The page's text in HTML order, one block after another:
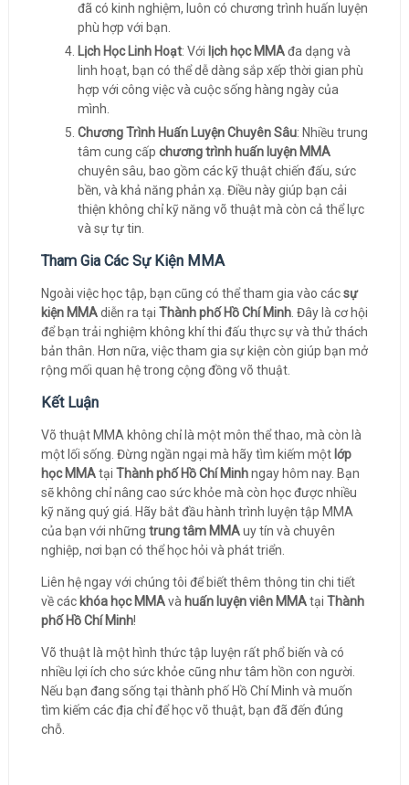
đã có kinh nghiệm, luôn có chương trình huấn luyện
phù hợp với bạn.
Lịch Học Linh Hoạt: Với lịch học MMAđa dạng và
linh hoạt, bạn có thể dễ dàng sắp xếp thời gian phù
hợp với công việc và cuộc sống hàng ngày của
mình.
Chương Trình Huấn Luyện Chuyên Sâu: Nhiều trung
tâm cung cấp chương trình huấn luyện MMA
chuyên sâu, bao gồm các kỹ thuật chiến đấu, sức
bền, và khả năng phản xạ. Điều này giúp bạn cải
thiện không chỉ kỹ năng võ thuật mà còn cả thể lực
và sự tự tin.
Tham Gia Các Sự Kiện MMA
Ngoài việc học tập, bạn cũng có thể tham gia vào cácsự
kiện MMAdiễn ra tại Thành phố Hồ Chí Minh. Đây là cơ hội
để bạn trải nghiệm không khí thi đấu thực sự và thử thách
bản thân. Hơn nữa, việc tham gia sự kiện còn giúp bạn mở
rộng mối quan hệ trong cộng đồng võ thuật.
Kết Luận
Võ thuật MMA không chỉ là một môn thể thao, mà còn là
một lối sống. Đừng ngần ngại mà hãy tìm kiếm một lớp
học MMAtại Thành phố Hồ Chí Minhngay hôm nay. Bạn
sẽ không chỉ nâng cao sức khỏe mà còn học được nhiều
kỹ năng quý giá. Hãy bắt đầu hành trình luyện tập MMA
của bạn với những trung tâm MMAuy tín và chuyên
nghiệp, nơi bạn có thể học hỏi và phát triển.
Liên hệ ngay với chúng tôi để biết thêm thông tin chi tiết
về các khóa học MMAvà huấn luyện viên MMAtại Thành
phố Hồ Chí Minh!
Võ thuật là một hình thức tập luyện rất phổ biến và có
nhiều lợi ích cho sức khỏe cũng như tâm hồn con người.
Nếu bạn đang sống tại thành phố Hồ Chí Minh và muốn
tìm kiếm các địa chỉ để học võ thuật, bạn đã đến đúng
chỗ.